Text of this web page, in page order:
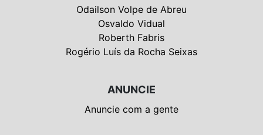
Odailson Volpe de Abreu
Osvaldo Vidual
Roberth Fabris
Rogério Luís da Rocha Seixas
ANUNCIE
Anuncie com a gente